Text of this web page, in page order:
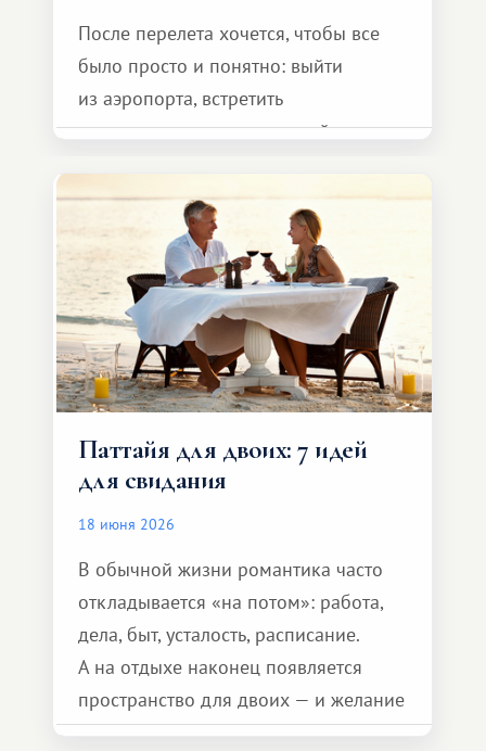
После перелета хочется, чтобы все
было просто и понятно: выйти
из аэропорта, встретить
представителя транспортной
и спокойно доехать до курорта.
Паттайя для двоих: 7 идей
для свидания
18 июня 2026
В обычной жизни романтика часто
откладывается «на потом»: работа,
дела, быт, усталость, расписание.
А на отдыхе наконец появляется
пространство для двоих — и желание
сделать для близкого человека что-то